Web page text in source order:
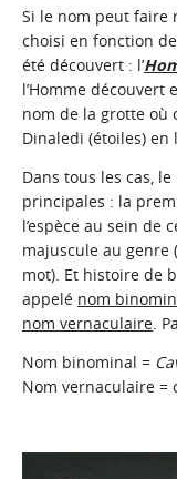
Si le nom peut faire
choisi en fonction
été découvert : l’
l’Homme
nom de la grotte où
Dinaledi (étoiles) en
Dans tous les cas,
principales : la
l’espèce au sein de
majuscule au genre
mot). Et histoire de
appelé nom
nom vernaculaire.
Nom binominal =
Nom vernaculaire =